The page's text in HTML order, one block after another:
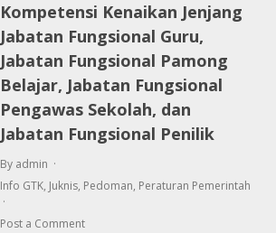
Kompetensi Kenaikan Jenjang
Jabatan Fungsional Guru,
Jabatan Fungsional Pamong
Belajar, Jabatan Fungsional
Pengawas Sekolah, dan
Jabatan Fungsional Penilik
By admin
Info GTK, Juknis, Pedoman, Peraturan Pemerintah
Post a Comment